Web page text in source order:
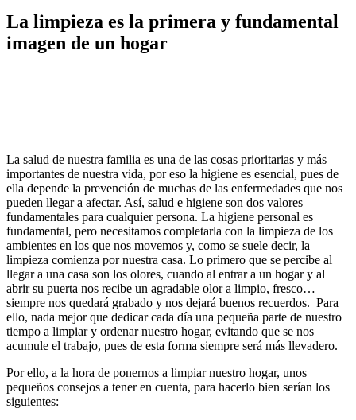
La limpieza es la primera y fundamental
imagen de un hogar
La salud de nuestra familia es una de las cosas prioritarias y más
importantes de nuestra vida, por eso la higiene es esencial, pues de
ella depende la prevención de muchas de las enfermedades que nos
pueden llegar a afectar. Así, salud e higiene son dos valores
fundamentales para cualquier persona. La higiene personal es
fundamental, pero necesitamos completarla con la limpieza de los
ambientes en los que nos movemos y, como se suele decir, la
limpieza comienza por nuestra casa. Lo primero que se percibe al
llegar a una casa son los olores, cuando al entrar a un hogar y al
abrir su puerta nos recibe un agradable olor a limpio, fresco…
siempre nos quedará grabado y nos dejará buenos recuerdos. Para
ello, nada mejor que dedicar cada día una pequeña parte de nuestro
tiempo a limpiar y ordenar nuestro hogar, evitando que se nos
acumule el trabajo, pues de esta forma siempre será más llevadero.
Por ello, a la hora de ponernos a limpiar nuestro hogar, unos
pequeños consejos a tener en cuenta, para hacerlo bien serían los
siguientes: